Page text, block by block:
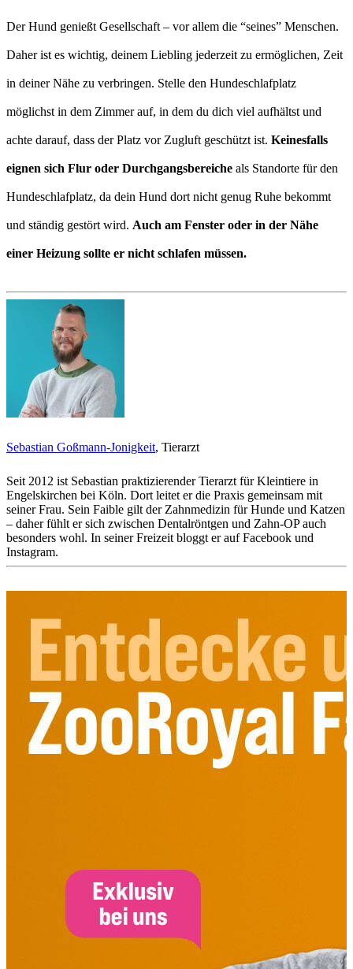
Der Hund genießt Gesellschaft – vor allem die “seines” Menschen.
Daher ist es wichtig, deinem Liebling jederzeit zu ermöglichen, Zeit
in deiner Nähe zu verbringen. Stelle den Hundeschlafplatz
möglichst in dem Zimmer auf, in dem du dich viel aufhältst und
achte darauf, dass der Platz vor Zugluft geschützt ist. Keinesfalls
eignen sich Flur oder Durchgangsbereiche als Standorte für den
Hundeschlafplatz, da dein Hund dort nicht genug Ruhe bekommt
und ständig gestört wird. Auch am Fenster oder in der Nähe
einer Heizung sollte er nicht schlafen müssen.
Sebastian Goßmann-Jonigkeit, Tierarzt
Seit 2012 ist Sebastian praktizierender Tierarzt für Kleintiere in
Engelskirchen bei Köln. Dort leitet er die Praxis gemeinsam mit
seiner Frau. Sein Faible gilt der Zahnmedizin für Hunde und Katzen
– daher fühlt er sich zwischen Dentalröntgen und Zahn-OP auch
besonders wohl. In seiner Freizeit bloggt er auf Facebook und
Instagram.